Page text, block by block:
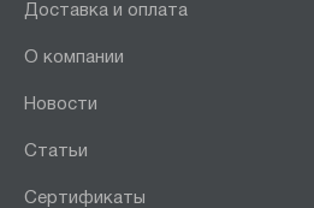
Доставка и оплата
О компании
Новости
Статьи
Сертификаты